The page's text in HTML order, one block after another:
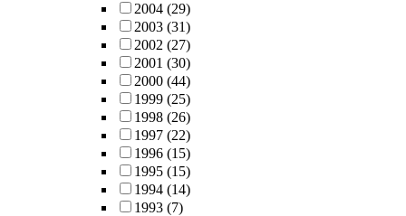
2004 (29)
2003 (31)
2002 (27)
2001 (30)
2000 (44)
1999 (25)
1998 (26)
1997 (22)
1996 (15)
1995 (15)
1994 (14)
1993 (7)